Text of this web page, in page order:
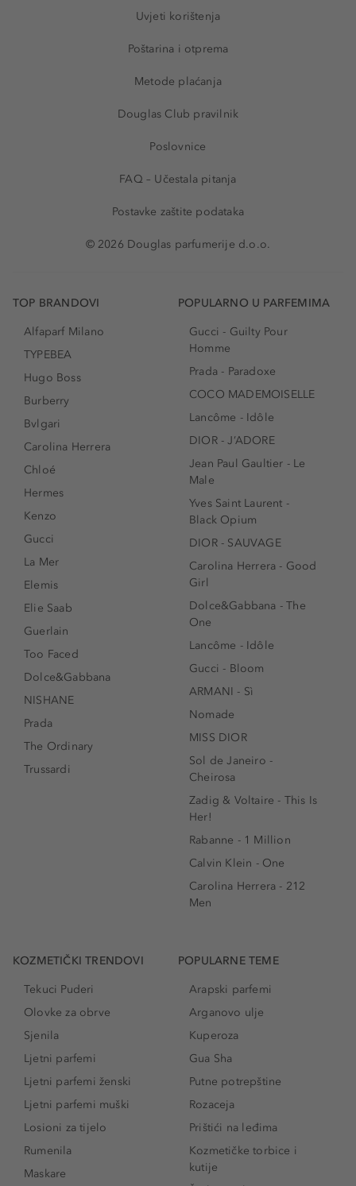
Uvjeti korištenja
Poštarina i otprema
Metode plaćanja
Douglas Club pravilnik
Poslovnice
FAQ – Učestala pitanja
Postavke zaštite podataka
© 2026 Douglas parfumerije d.o.o.
TOP BRANDOVI
Alfaparf Milano
TYPEBEA
Hugo Boss
Burberry
Bvlgari
Carolina Herrera
Chloé
Hermes
Kenzo
Gucci
La Mer
Elemis
Elie Saab
Guerlain
Too Faced
Dolce&Gabbana
NISHANE
Prada
The Ordinary
Trussardi
POPULARNO U PARFEMIMA
Gucci - Guilty Pour
Homme
Prada - Paradoxe
COCO MADEMOISELLE
Lancôme - Idôle
DIOR - J’ADORE
Jean Paul Gaultier - Le
Male
Yves Saint Laurent -
Black Opium
DIOR - SAUVAGE
Carolina Herrera - Good
Girl
Dolce&Gabbana - The
One
Lancôme - Idôle
Gucci - Bloom
ARMANI - Sì
Nomade
MISS DIOR
Sol de Janeiro -
Cheirosa
Zadig & Voltaire - This Is
Her!
Rabanne - 1 Million
Calvin Klein - One
Carolina Herrera - 212
Men
KOZMETIČKI TRENDOVI
Tekuci Puderi
Olovke za obrve
Sjenila
Ljetni parfemi
Ljetni parfemi ženski
Ljetni parfemi muški
Losioni za tijelo
Rumenila
Maskare
POPULARNE TEME
Arapski parfemi
Arganovo ulje
Kuperoza
Gua Sha
Putne potrepštine
Rozaceja
Prištići na leđima
Kozmetičke torbice i
kutije